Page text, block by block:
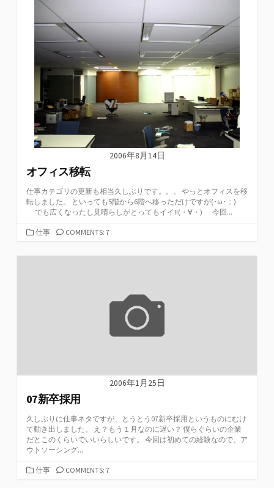
2006年8月14日
オフィス移転
仕事カテゴリの更新も相当久しぶりです。。。 やっとオフィスを移
転しました。 といっても5階から6階へ移っただけですが(･ω･；)
でも広くなったし見晴らしがとってもイイ!!(・∀・) 今回...
カ
ゴ
仕事 COMMENTS: 7
2006年1月25日
07新卒採用
久しぶりに仕事ネタですが、とうとう07新卒採用というものにむけ
て動き出しました。 え？もう１月なのに遅い？ 僕らぐらいの企業
だとこのくらいでいいらしいです。 今回は初めての経験なので、ア
ウトソーシング...
カ仕事 COMMENTS: 7